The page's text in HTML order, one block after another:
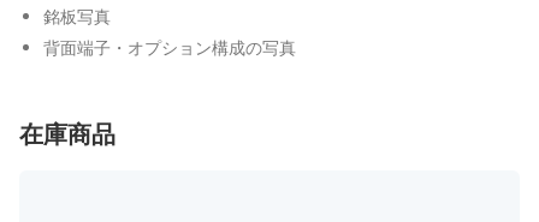
銘板写真
背面端子・オプション構成の写真
在庫商品